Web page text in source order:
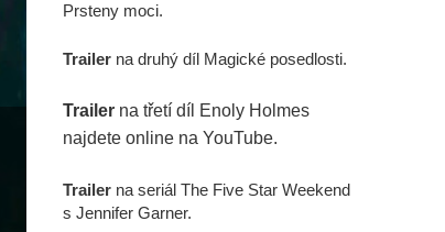
Prsteny moci.
Trailer na druhý díl Magické posedlosti.
Trailer na třetí díl Enoly Holmes
najdete online na YouTube.
Trailer na seriál The Five Star Weekend
s Jennifer Garner.